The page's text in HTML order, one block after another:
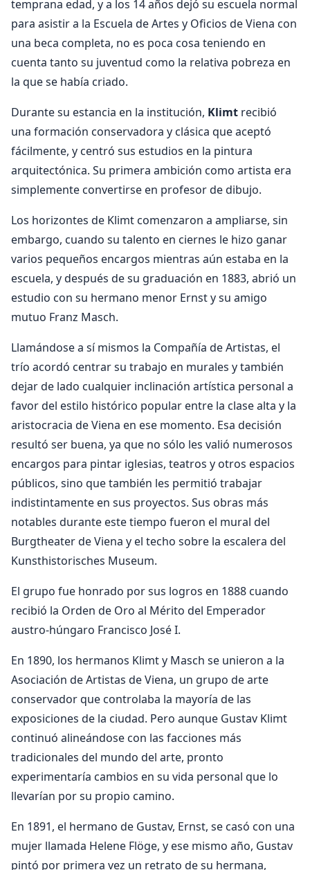
temprana edad, y a los 14 años dejó su escuela normal
para asistir a la Escuela de Artes y Oficios de Viena con
una beca completa, no es poca cosa teniendo en
cuenta tanto su juventud como la relativa pobreza en
la que se había criado.
Durante su estancia en la institución, Klimt recibió
una formación conservadora y clásica que aceptó
fácilmente, y centró sus estudios en la pintura
arquitectónica. Su primera ambición como artista era
simplemente convertirse en profesor de dibujo.
Los horizontes de Klimt comenzaron a ampliarse, sin
embargo, cuando su talento en ciernes le hizo ganar
varios pequeños encargos mientras aún estaba en la
escuela, y después de su graduación en 1883, abrió un
estudio con su hermano menor Ernst y su amigo
mutuo Franz Masch.
Llamándose a sí mismos la Compañía de Artistas, el
trío acordó centrar su trabajo en murales y también
dejar de lado cualquier inclinación artística personal a
favor del estilo histórico popular entre la clase alta y la
aristocracia de Viena en ese momento. Esa decisión
resultó ser buena, ya que no sólo les valió numerosos
encargos para pintar iglesias, teatros y otros espacios
públicos, sino que también les permitió trabajar
indistintamente en sus proyectos. Sus obras más
notables durante este tiempo fueron el mural del
Burgtheater de Viena y el techo sobre la escalera del
Kunsthistorisches Museum.
El grupo fue honrado por sus logros en 1888 cuando
recibió la Orden de Oro al Mérito del Emperador
austro-húngaro Francisco José I.
En 1890, los hermanos Klimt y Masch se unieron a la
Asociación de Artistas de Viena, un grupo de arte
conservador que controlaba la mayoría de las
exposiciones de la ciudad. Pero aunque Gustav Klimt
continuó alineándose con las facciones más
tradicionales del mundo del arte, pronto
experimentaría cambios en su vida personal que lo
llevarían por su propio camino.
En 1891, el hermano de Gustav, Ernst, se casó con una
mujer llamada Helene Flöge, y ese mismo año, Gustav
pintó por primera vez un retrato de su hermana,